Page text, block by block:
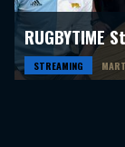
RUGBYTIME
STREAMING